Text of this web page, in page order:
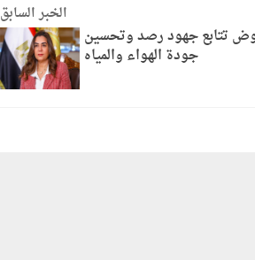
الخبر السابق
تتابع جهود رصد وتحسين
جودة الهواء والمياه